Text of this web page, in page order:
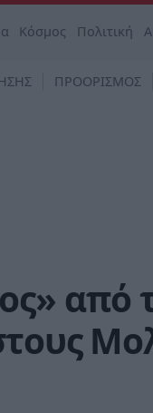
Κόσμος Πολιτική
ΠΡΟΟΡΙΣΜΟΣ
από